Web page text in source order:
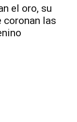
el oro, su
coronan las